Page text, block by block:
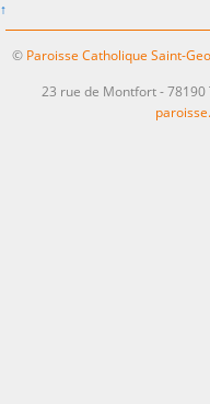
↑
© Paroisse Catholique Saint-
23 rue de Montfort - 78190